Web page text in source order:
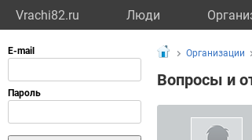
Vrachi82.ru Люди
Организации
Вопросы и